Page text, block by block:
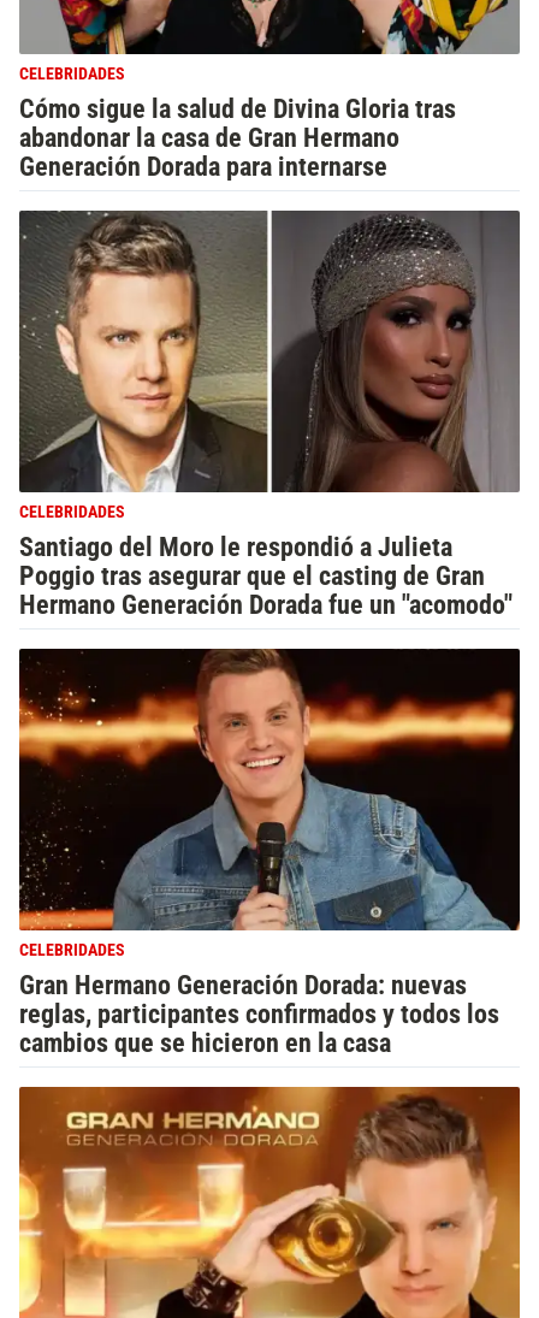
CELEBRIDADES
Cómo sigue la salud de Divina Gloria tras
abandonar la casa de Gran Hermano
Generación Dorada para internarse
CELEBRIDADES
Santiago del Moro le respondió a Julieta
Poggio tras asegurar que el casting de Gran
Hermano Generación Dorada fue un "acomodo"
CELEBRIDADES
Gran Hermano Generación Dorada: nuevas
reglas, participantes confirmados y todos los
cambios que se hicieron en la casa